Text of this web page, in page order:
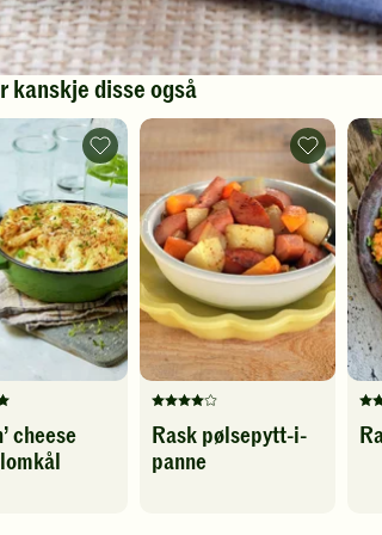
kanskje disse også
cheese
Mac
‘n’
cheese
med
blomkål
-
legg
til
favoritter
Denne
oppskriften
har
Rask pølsepytt-i-
panne
Rask
pølsepytt-
i-
panne
-
legg
til
favoritter